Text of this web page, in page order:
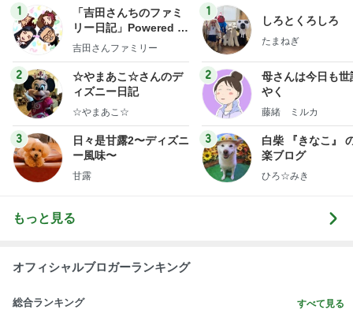
1
「吉田さんちのファミ
リー日記」Powered b
y Ameba 吉田さんファ
ログ
吉田さんファミリー
2
☆やまあこ☆さんのデ
ィズニー日記
☆やまあこ☆
3
日々是甘露2〜ディズニ
ー風味〜
甘露
1
しろとくろしろ
たまねぎ
2
母さんは今日も世
やく
藤緒 ミルカ
3
白柴 『きなこ』
楽ブログ
ひろ☆みき
もっと見る
オフィシャルブロガーランキング
総合ランキング すべて見る